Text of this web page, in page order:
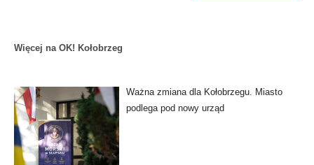
Więcej na OK! Kołobrzeg
Ważna zmiana dla Kołobrzegu. Miasto
podlega pod nowy urząd